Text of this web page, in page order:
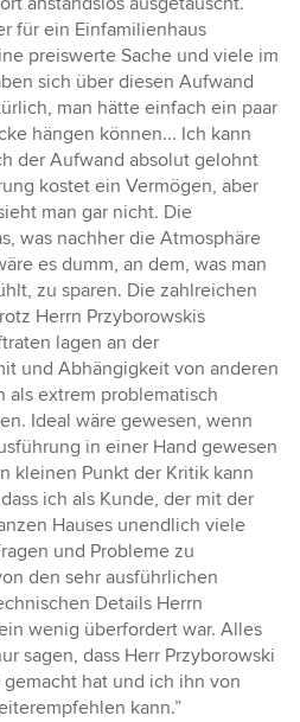
für ein Einfamilienhaus
preiswerte Sache und viele im
sich über diesen Aufwand
man hätte einfach ein paar
hängen können... Ich kann
der Aufwand absolut gelohnt
kostet ein Vermögen, aber
man gar nicht. Die
was nachher die Atmosphäre
es dumm, an dem, was man
zu sparen. Die zahlreichen
Herrn Przyborowskis
lagen an der
und Abhängigkeit von anderen
als extrem problematisch
Ideal wäre gewesen, wenn
in einer Hand gewesen
kleinen Punkt der Kritik kann
ich als Kunde, der mit der
Hauses unendlich viele
und Probleme zu
den sehr ausführlichen
Details Herrn
wenig überfordert war. Alles
sagen, dass Herr Przyborowski
hat und ich ihn von
kann.”